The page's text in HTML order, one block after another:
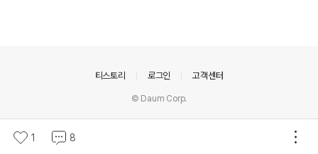
1 8
티스토리 로그인 고객센터
© Daum Corp.